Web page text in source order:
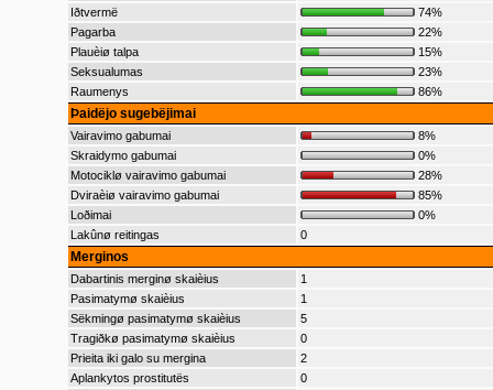
Iðtvermë
74%
Pagarba
22%
Plauèiø talpa
15%
Seksualumas
23%
Raumenys
86%
Þaidëjo sugebëjimai
Vairavimo gabumai
8%
Skraidymo gabumai
0%
Motociklø vairavimo gabumai
28%
Dviraèiø vairavimo gabumai
85%
Loðimai
0%
Lakûnø reitingas
0
Merginos
Dabartinis merginø skaièius
1
Pasimatymø skaièius
1
Sëkmingø pasimatymø skaièius
5
Tragiðkø pasimatymø skaièius
0
Prieita iki galo su mergina
2
Aplankytos prostitutës
0